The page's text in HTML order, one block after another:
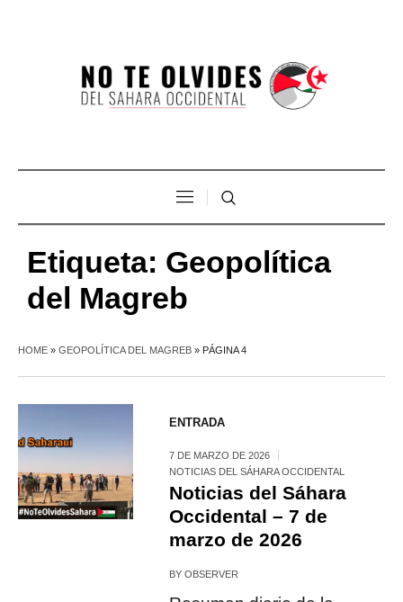
Etiqueta: Geopolítica
del Magreb
HOME » GEOPOLÍTICA DEL MAGREB » PÁGINA 4
ENTRADA
7 DE MARZO DE 2026
NOTICIAS DEL SÁHARA OCCIDENTAL
Noticias del Sáhara
Occidental – 7 de
marzo de 2026
BYOBSERVER